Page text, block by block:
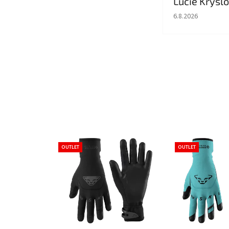
Hodnocení
6.8.2026
OUTLET OUTLET